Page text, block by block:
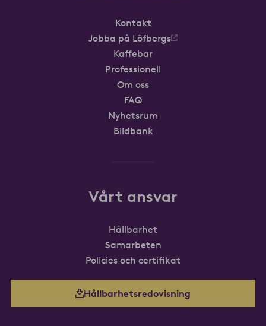
Kontakt
Jobba på Löfbergs
Kaffebar
Professionell
Om oss
FAQ
Nyhetsrum
Bildbank
Vårt ansvar
Hållbarhet
Samarbeten
Policies och certifikat
Hållbarhetsredovisning